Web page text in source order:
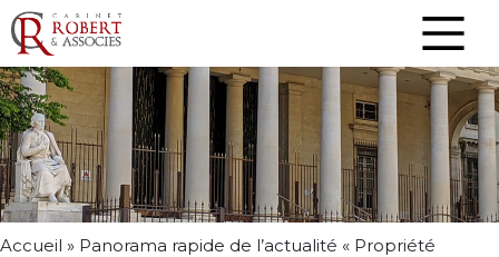
Accueil » Panorama rapide de l’actualité « Propriété